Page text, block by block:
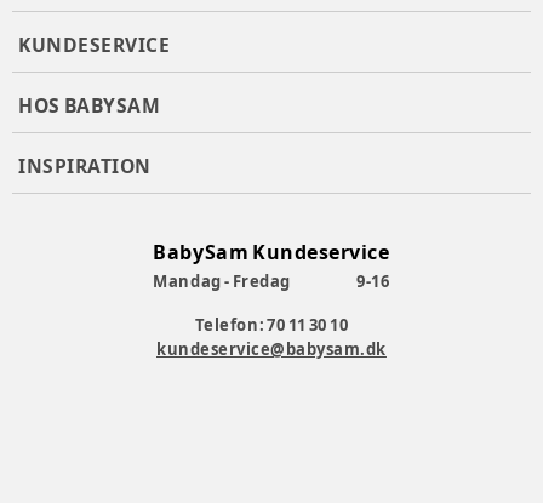
KUNDESERVICE
HOS BABYSAM
INSPIRATION
BabySam Kundeservice
Mandag - Fredag
9-16
Telefon: 70 11 30 10
kundeservice@babysam.dk